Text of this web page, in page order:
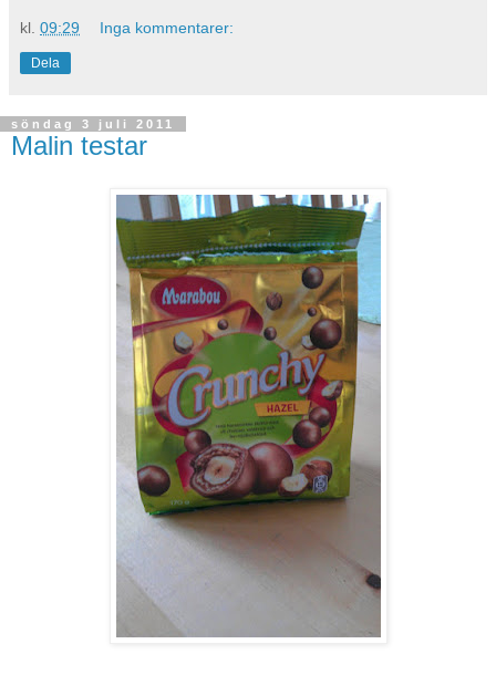
kl. 09:29 Inga kommentarer:
Dela
söndag 3 juli 2011
Malin testar